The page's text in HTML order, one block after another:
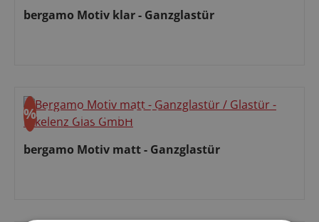
bergamo Motiv klar - Ganzglastür
Rabatt
%ohne ExpressAktion
bergamo Motiv matt - Ganzglastür